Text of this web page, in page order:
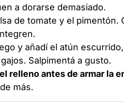
a dorarse demasiado.
de tomate y el
y añadí el atún
Salpimentá a gusto.
relleno antes de armar la
más.